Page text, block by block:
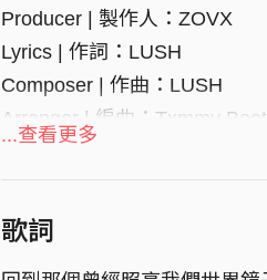
Producer | 製作人：ZOVX
Lyrics | 作詞：LUSH
Composer | 作曲：LUSH
Arranger | 編曲：Txmmy
Recording Engineer | 錄音：
Mixing | 混音：ZOVX
Mastering母帶：ZOVX
...查看更多
歌詞